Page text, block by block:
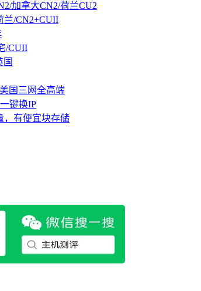
加拿大CN2/荷兰CU2
兰/CN2+CUII
/CUII
国
国三网全高端
键换IP
，有便宜块存储